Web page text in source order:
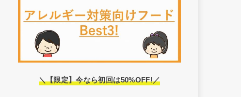
＼【限定】今なら初回は50%OFF!／